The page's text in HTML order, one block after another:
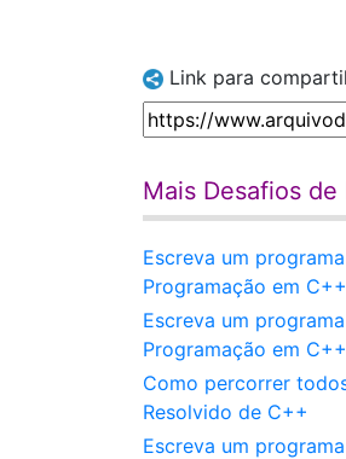
Link para
Mais Desafios
Escreva um
Programação em C++
Escreva um
Programação em C++
Como percorrer
Resolvido de C++
Escreva um